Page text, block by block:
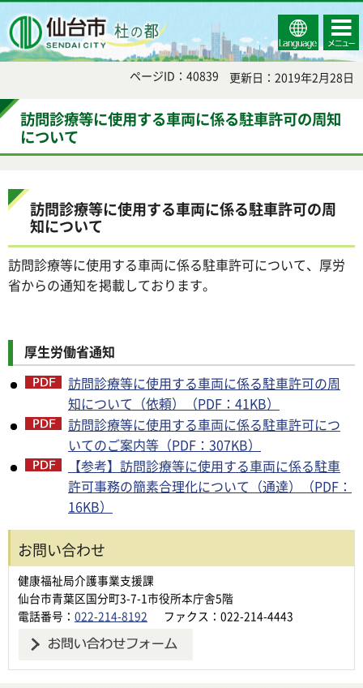
Select
Language
コンテ
ンツメ
ニュー
ページID：40839 更新日：2019年2月28日
訪問診療等に使用する車両に係る駐車許可の周知
について
訪問診療等に使用する車両に係る駐車許可の周
知について
訪問診療等に使用する車両に係る駐車許可について、厚労
省からの通知を掲載しております。
厚生労働省通知
訪問診療等に使用する車両に係る駐車許可の周
知について（依頼）（PDF：41KB）
訪問診療等に使用する車両に係る駐車許可につ
いてのご案内等（PDF：307KB）
【参考】訪問診療等に使用する車両に係る駐車
許可事務の簡素合理化について（通達）（PDF：
16KB）
お問い合わせ
健康福祉局介護事業支援課
仙台市青葉区国分町3-7-1市役所本庁舎5階
電話番号： 022-214-8192 ファクス：022-214-4443